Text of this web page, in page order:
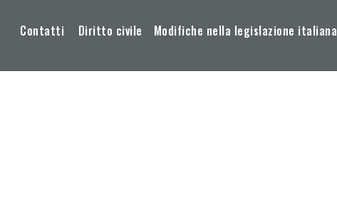
Contatti Diritto civile Modifiche nella legislazione italiana